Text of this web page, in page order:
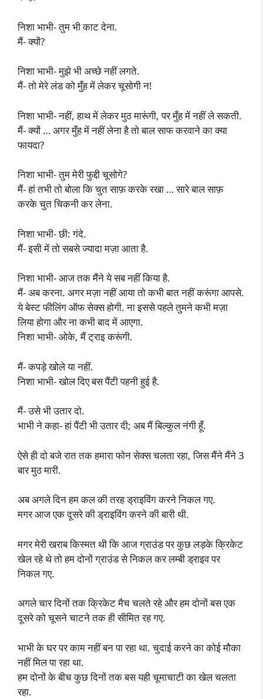
निशा भाभी- तुम भी काट देना.
मैं- क्यों?
निशा भाभी- मुझे भी अच्छे नहीं लगते.
मैं- तो मेरे लंड को मुँह में लेकर चूसोगी न!
निशा भाभी- नहीं, हाथ में लेकर मुठ मारूंगी, पर मुँह में नहीं ले सकती.
मैं- क्यों … अगर मुँह में नहीं लेना है तो बाल साफ करवाने का क्या
फायदा?
निशा भाभी- तुम मेरी फुद्दी चूसोगे?
मैं- हां तभी तो बोला कि चुत साफ़ करके रखा … सारे बाल साफ़
करके चुत चिकनी कर लेना.
निशा भाभी- छी: गंदे.
मैं- इसी में तो सबसे ज्यादा मज़ा आता है.
निशा भाभी- आज तक मैंने ये सब नहीं किया है.
मैं- अब करना. अगर मज़ा नहीं आया तो कभी बात नहीं करूंगा आपसे.
ये बेस्ट फीलिंग ऑफ सेक्स होगी. ना इससे पहले तुमने कभी मज़ा
लिया होगा और ना कभी बाद में आएगा.
निशा भाभी- ओके, मैं ट्राइ करूंगी.
मैं- कपड़े खोले या नहीं.
निशा भाभी- खोल दिए बस पैंटी पहनी हुई है.
मैं- उसे भी उतार दो.
भाभी ने कहा- हां पैंटी भी उतार दी; अब मैं बिल्कुल नंगी हूँ.
ऐसे ही दो बजे रात तक हमारा फोन सेक्स चलता रहा, जिस मैंने मैंने 3
बार मुठ मारी.
अब अगले दिन हम कल की तरह ड्राइविंग करने निकल गए.
मगर आज एक दूसरे की ड्राइविंग करने की बारी थी.
मगर मेरी खराब किस्मत थी कि आज ग्राउंड पर कुछ लड़के क्रिकेट
खेल रहे थे तो हम दोनों ग्राउंड से निकल कर लम्बी ड्राइव पर
निकल गए.
अगले चार दिनों तक क्रिकेट मैच चलते रहे और हम दोनों बस एक
दूसरे को चूसने चाटने तक ही सीमित रह गए.
भाभी के घर पर काम नहीं बन पा रहा था. चुदाई करने का कोई मौका
नहीं मिल पा रहा था.
हम दोनों के बीच कुछ दिनों तक बस यही चूमाचाटी का खेल चलता
रहा.